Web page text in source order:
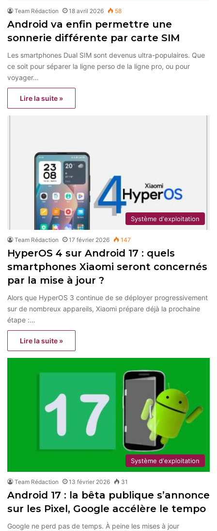
Team Rédaction 18 avril 2026 58
Android va enfin permettre une
sonnerie différente par carte SIM
Les smartphones Dual SIM sont devenus ultra-populaires. Que
ce soit pour séparer la ligne perso de la ligne pro, ou pour
voyager…
Lire la suite »
Système d'exploitation
Team Rédaction 17 février 2026 147
HyperOS 4 sur Android 17 : quels
smartphones Xiaomi seront concernés
par la mise à jour ?
Alors que HyperOS 3 continue de se déployer progressivement
sur de nombreux appareils, Xiaomi prépare déjà la prochaine
étape :…
Lire la suite »
Système d'exploitation
Team Rédaction 13 février 2026 31
Android 17 : la bêta publique s’annonce
sur les Pixel, Google accélère le tempo
Google ne perd pas de temps. À peine les mises à jour